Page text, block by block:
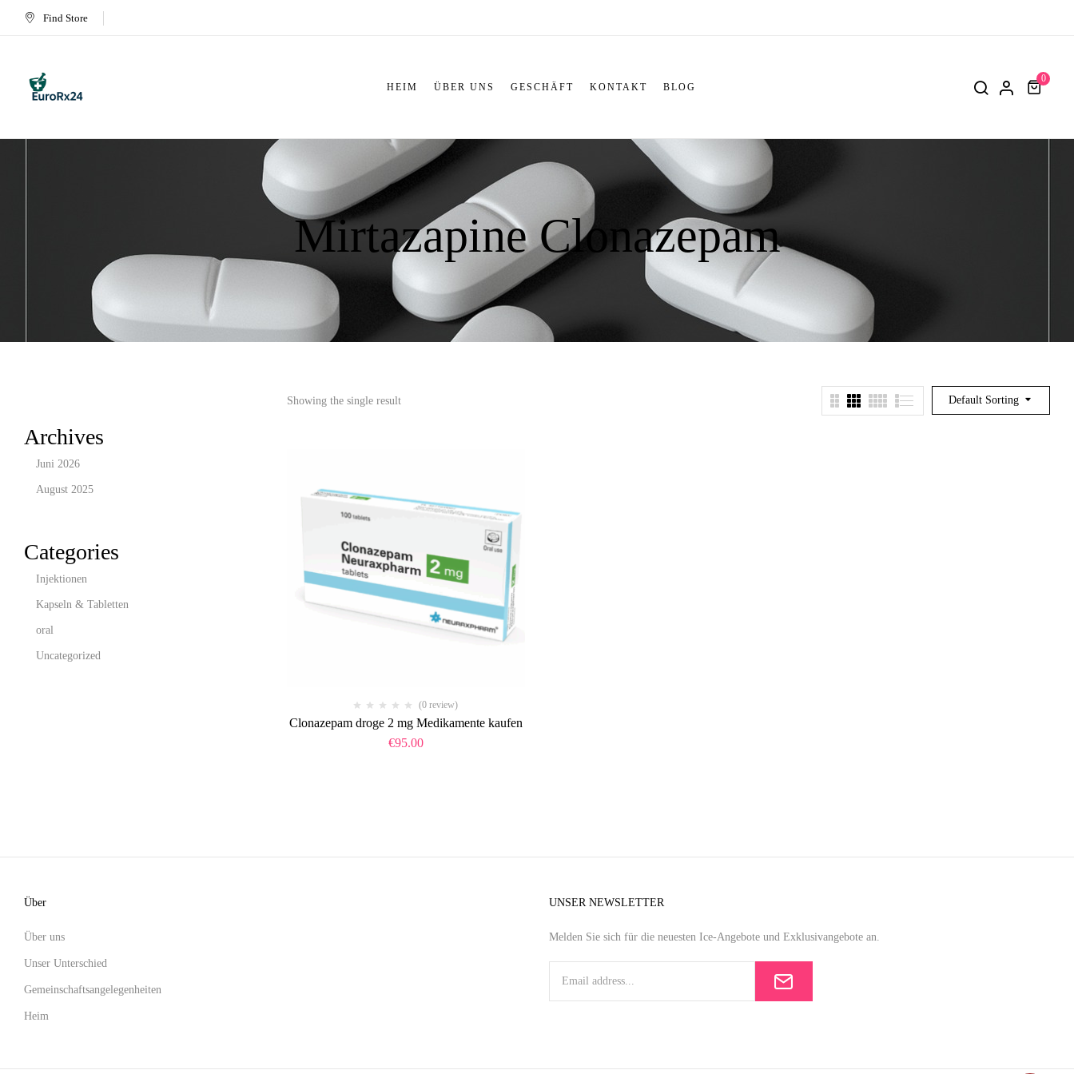
Find Store
HEIM ÜBER UNS GESCHÄFT KONTAKT BLOG
0
Mirtazapine Clonazepam
Archives
Juni 2026
August 2025
Categories
Injektionen
Kapseln & Tabletten
oral
Uncategorized
Default Sorting
Showing the single result
(0 review)
Clonazepam droge 2 mg Medikamente kaufen
€95.00
Über
Über uns
Unser Unterschied
Gemeinschaftsangelegenheiten
Heim
UNSER NEWSLETTER
Melden Sie sich für die neuesten Ice-Angebote und Exklusivangebote an.